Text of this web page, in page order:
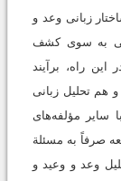
زبانی وعد و
به سوی کشف
راه، برآیند
هم تحلیل زبانی
سایر مؤلفه‌های
صرفاً به مسئلة
وعد و وعید و